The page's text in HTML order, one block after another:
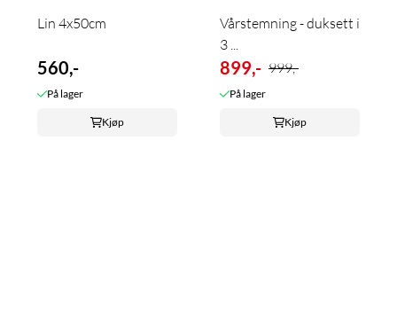
Lin 4x50cm
560,-
På lager
Kjøp
Vårstemning - duksett i
3 ...
899,- 999,-
På lager
Kjøp